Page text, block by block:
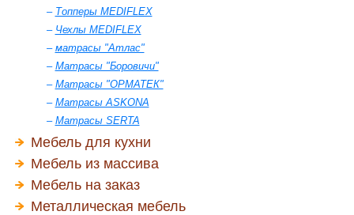
– Топперы MEDIFLEX
– Чехлы MEDIFLEX
– матрасы "Атлас"
– Матрасы "Боровичи"
– Матрасы "ОРМАТЕК"
– Матрасы ASKONA
– Матрасы SERTA
Мебель для кухни
Мебель из массива
Мебель на заказ
Металлическая мебель